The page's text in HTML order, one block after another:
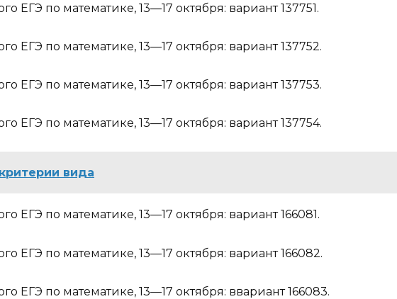
ЕГЭ по математике, 13—17 октября: вариант 137751.
ЕГЭ по математике, 13—17 октября: вариант 137752.
ЕГЭ по математике, 13—17 октября: вариант 137753.
ЕГЭ по математике, 13—17 октября: вариант 137754.
вида
ЕГЭ по математике, 13—17 октября: вариант 166081 .
ЕГЭ по математике, 13—17 октября: вариант 166082.
ЕГЭ по математике, 13—17 октября: ввариант 166083.